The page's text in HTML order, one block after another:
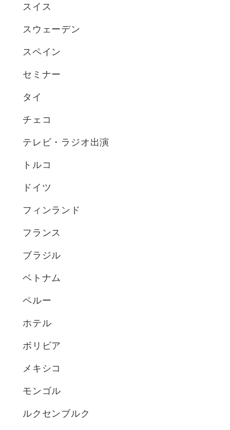
スイス
スウェーデン
スペイン
セミナー
タイ
チェコ
テレビ・ラジオ出演
トルコ
ドイツ
フィンランド
フランス
ブラジル
ベトナム
ペルー
ホテル
ボリビア
メキシコ
モンゴル
ルクセンブルク